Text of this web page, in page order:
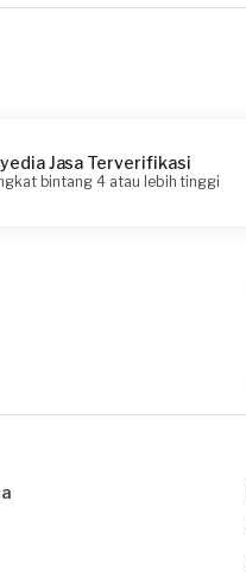
Rp11.000 (biaya layanan) +
Jasa Terverifikasi
bintang 4 atau lebih tinggi